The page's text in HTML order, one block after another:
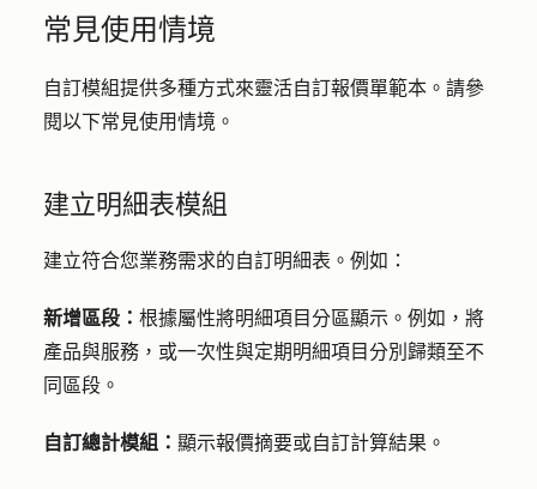
常見使用情境
自訂模組提供多種方式來靈活自訂報價單範本。請參
閱以下常見使用情境。
建立明細表模組
建立符合您業務需求的自訂明細表。例如：
新增區段： 根據屬性將明細項目分區顯示。例如，將
產品與服務，或一次性與定期明細項目分別歸類至不
同區段。
自訂總計模組： 顯示報價摘要或自訂計算結果。